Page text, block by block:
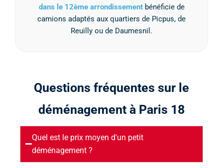
dans le 12ème arrondissementbénéficie de
camions adaptés aux quartiers de Picpus, de
Reuilly ou de Daumesnil.
Questions fréquentes sur e
déménagement à Paris 18
Quel est le prix moyen d'un petit
déménagement ?